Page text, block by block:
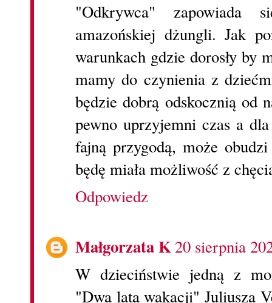
"Odkrywca" zapowiada
amazońskiej dżungli. Jak
warunkach gdzie dorosły by
mamy do czynienia z
będzie dobrą odskocznią od
pewno uprzyjemni czas a
fajną przygodą, może
będę miała możliwość z
Odpowiedz
Małgorzata K20 sierpnia
W dzieciństwie jedną z
"Dwa lata wakacji" Juliusza